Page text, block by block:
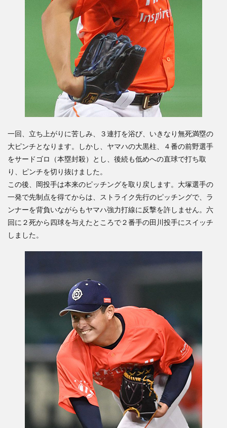
一回、立ち上がりに苦しみ、３連打を浴び、いきなり無死満塁の
大ピンチとなります。しかし、ヤマハの大黒柱、４番の前野選手
をサードゴロ（本塁封殺）とし、後続も低めへの直球で打ち取
り、ピンチを切り抜けました。
この後、岡投手は本来のピッチングを取り戻します。大塚選手の
一発で先制点を得てからは、ストライク先行のピッチングで、ラ
ンナーを背負いながらもヤマハ強力打線に反撃を許しません。六
回に２死から四球を与えたところで２番手の田川投手にスイッチ
しました。